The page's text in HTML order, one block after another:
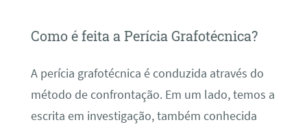
Como é feita a Perícia Grafotécnica?
A perícia grafotécnica é conduzida através do
método de confrontação. Em um lado, temos a
escrita em investigação, também conhecida